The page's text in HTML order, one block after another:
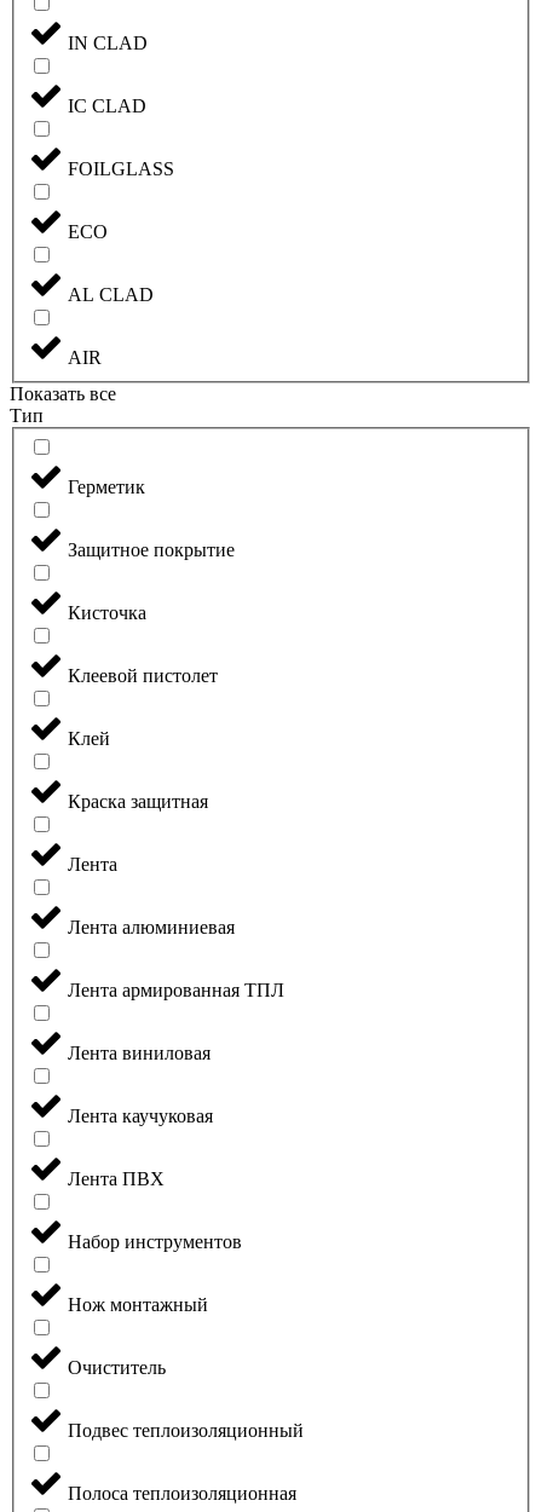
IN CLAD
IC CLAD
FOILGLASS
ECO
AL CLAD
AIR
Показать все
Тип
Герметик
Защитное покрытие
Кисточка
Клеевой пистолет
Клей
Краска защитная
Лента
Лента алюминиевая
Лента армированная ТПЛ
Лента виниловая
Лента каучуковая
Лента ПВХ
Набор инструментов
Нож монтажный
Очиститель
Подвес теплоизоляционный
Полоса теплоизоляционная